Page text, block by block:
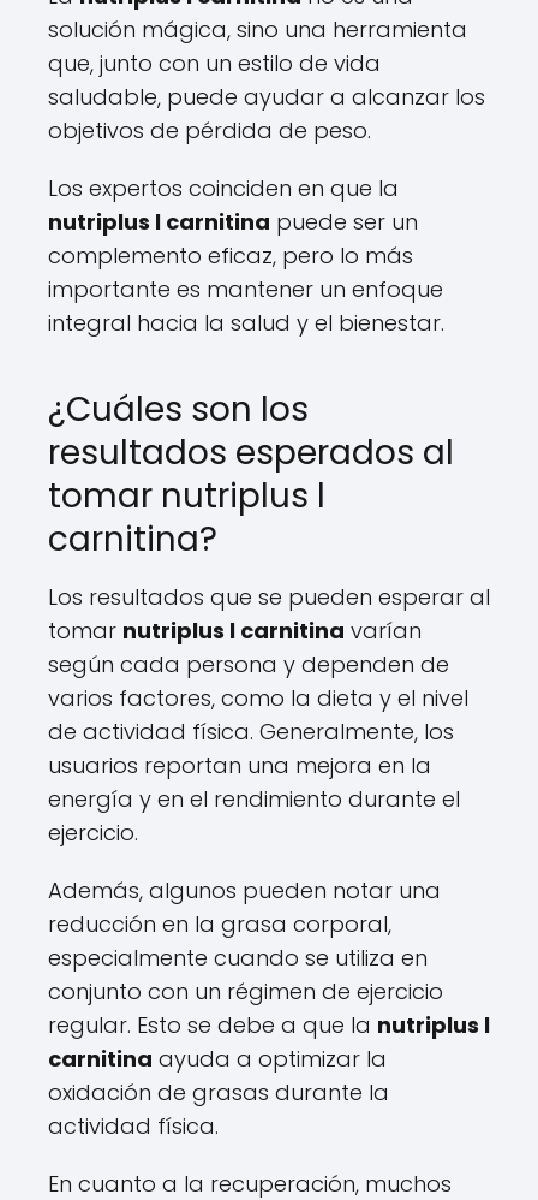
solución mágica, sino una herramienta
que, junto con un estilo de vida
saludable, puede ayudar a alcanzar los
objetivos de pérdida de peso.
Los expertos coinciden en que la
nutriplus l carnitina puede ser un
complemento eficaz, pero lo más
importante es mantener un enfoque
integral hacia la salud y el bienestar.
¿Cuáles son los
resultados esperados al
tomar nutriplus l
carnitina?
Los resultados que se pueden esperar al
tomar nutriplus l carnitina varían
según cada persona y dependen de
varios factores, como la dieta y el nivel
de actividad física. Generalmente, los
usuarios reportan una mejora en la
energía y en el rendimiento durante el
ejercicio.
Además, algunos pueden notar una
reducción en la grasa corporal,
especialmente cuando se utiliza en
conjunto con un régimen de ejercicio
regular. Esto se debe a que la nutriplus l
carnitina ayuda a optimizar la
oxidación de grasas durante la
actividad física.
En cuanto a la recuperación, muchos